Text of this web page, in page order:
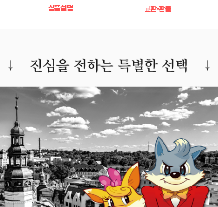
상품설명 교환•환불